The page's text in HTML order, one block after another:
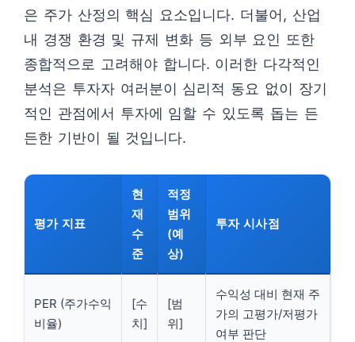
은 주가 산정의 핵심 요소입니다. 더불어, 산업
내 경쟁 환경 및 규제 변화 등 외부 요인 또한
종합적으로 고려해야 합니다. 이러한 다각적인
분석은 투자자 여러분이 심리적 동요 없이 장기
적인 관점에서 투자에 임할 수 있도록 돕는 든
든한 기반이 될 것입니다.
평가 지표
현
재
수
준
적정
범위
(예
상)
투자 시사점
PER (주가수익
비율)
[수
치]
[범
위]
수익성 대비 현재 주
가의 고평가/저평가
여부 판단